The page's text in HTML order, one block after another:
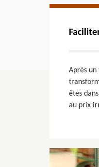
Après un
êtes
au prix